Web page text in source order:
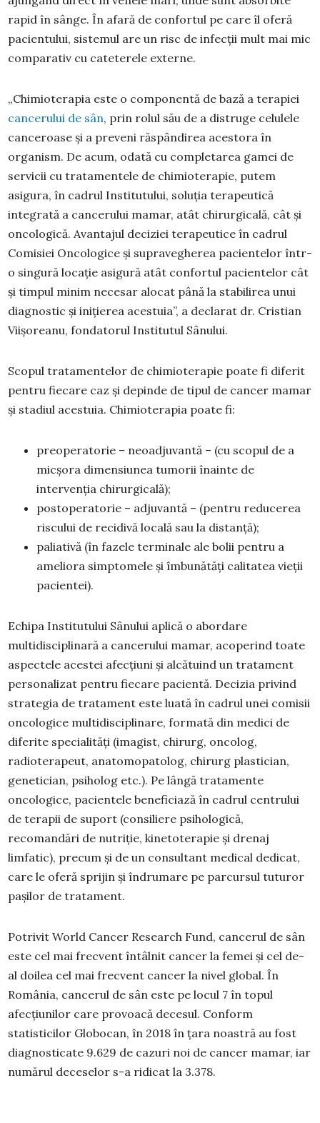
rapid în sânge. În afară de confortul pe care îl oferă
pacientului, sistemul are un risc de infecţii mult mai mic
comparativ cu cateterele externe.
„Chimioterapia este o componentă de bază a terapiei
cancerului de sân, prin rolul său de a distruge celulele
canceroase și a preveni răspândirea acestora în
organism. De acum, odată cu completarea gamei de
servicii cu tratamentele de chimioterapie, putem
asigura, în cadrul Institutului, soluția terapeutică
integrată a cancerului mamar, atât chirurgicală, cât și
oncologică. Avantajul deciziei terapeutice în cadrul
Comisiei Oncologice și supravegherea pacientelor într-
o singură locație asigură atât confortul pacientelor cât
și timpul minim necesar alocat până la stabilirea unui
diagnostic și inițierea acestuia”, a declarat dr. Cristian
Viișoreanu, fondatorul Institutul Sânului.
Scopul tratamentelor de chimioterapie poate fi diferit
pentru fiecare caz și depinde de tipul de cancer mamar
și stadiul acestuia. Chimioterapia poate fi:
preoperatorie – neoadjuvantă – (cu scopul de a
micșora dimensiunea tumorii înainte de
intervenția chirurgicală);
postoperatorie – adjuvantă – (pentru reducerea
riscului de recidivă locală sau la distanță);
paliativă (în fazele terminale ale bolii pentru a
ameliora simptomele și îmbunătăți calitatea vieții
pacientei).
Echipa Institutului Sânului aplică o abordare
multidisciplinară a cancerului mamar, acoperind toate
aspectele acestei afecțiuni și alcătuind un tratament
personalizat pentru fiecare pacientă. Decizia privind
strategia de tratament este luată în cadrul unei comisii
oncologice multidisciplinare, formată din medici de
diferite specialități (imagist, chirurg, oncolog,
radioterapeut, anatomopatolog, chirurg plastician,
genetician, psiholog etc.). Pe lângă tratamente
oncologice, pacientele beneficiază în cadrul centrului
de terapii de suport (consiliere psihologică,
recomandări de nutriție, kinetoterapie și drenaj
limfatic), precum și de un consultant medical dedicat,
care le oferă sprijin și îndrumare pe parcursul tuturor
pașilor de tratament.
Potrivit World Cancer Research Fund, cancerul de sân
este cel mai frecvent întâlnit cancer la femei și cel de-
al doilea cel mai frecvent cancer la nivel global. În
România, cancerul de sân este pe locul 7 în topul
afecțiunilor care provoacă decesul. Conform
statisticilor Globocan, în 2018 în țara noastră au fost
diagnosticate 9.629 de cazuri noi de cancer mamar, iar
numărul deceselor s-a ridicat la 3.378.